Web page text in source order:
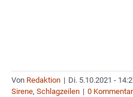
Von Redaktion | Di. 5.10.2021 -
Sirene, Schlagzeilen | 0